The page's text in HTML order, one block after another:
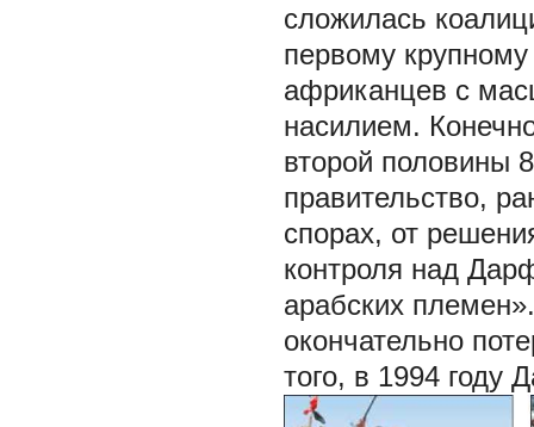
сложилась
первому
африканцев с
насилием.
второй половины
правительство,
спорах, от
контроля над
арабских
окончательно
того, в 1994 году